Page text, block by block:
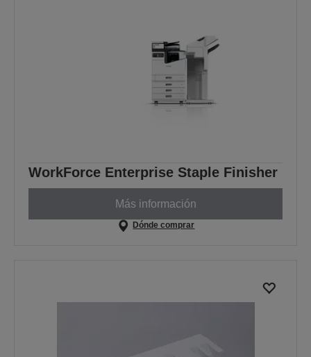
WorkForce Enterprise Staple Finisher
Más información
Dónde comprar